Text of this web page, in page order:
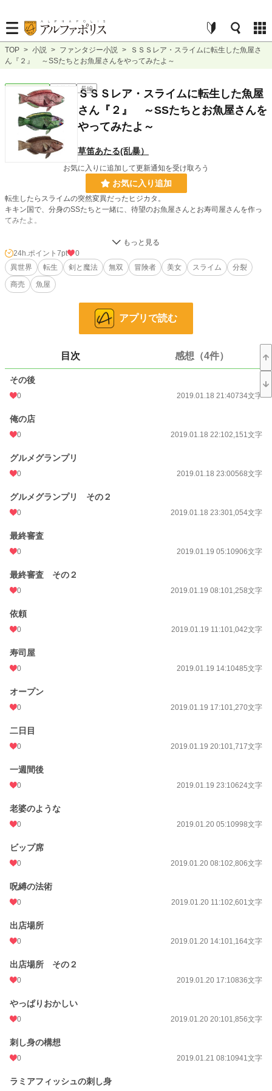
TOP > 小説 > ファンタジー小説 >
ＳＳＳレア・スライムに転生した魚屋さ
ん『２』 ～SSたちとお魚屋さんをやってみたよ～
ファンタジー 長編
ＳＳＳレア・スライムに転生した魚屋
さん『２』 ～SSたちとお魚屋さんを
やってみたよ～
草笛あたる(乱暴）
お気に入りに追加して更新通知を受け取ろう
お気に入り追加
転生したらスライムの突然変異だったヒジカタ。
キキン国で、分身のSSたちと一緒に、待望のお魚屋さんとお寿司屋さんを作っ
てみたよ。
38,814 位 / 228,935 件
ファンタジー 5,979 位 / 53,361 件
お気に入り 76
2019.01.23 22:22
初回公開日時
週間ポイント
月間ポイント
年間ポイント
累計ポイント 25,826 pt (62,905 位)
24h.ポイント 7pt
0
異世界
転生 剣と魔法 無双 冒険者 美女 スライム
分裂
商売
魚屋
アプリで読む
目次 感想（4件）
その後
0 2019.01.18 21:40734文字
俺の店
0 2019.01.18 22:102,151文字
グルメグランプリ
0 2019.01.18 23:00568文字
グルメグランプリ その２
0 2019.01.18 23:301,054文字
最終審査
0 2019.01.19 05:10906文字
最終審査 その２
0 2019.01.19 08:101,258文字
依頼
0 2019.01.19 11:101,042文字
寿司屋
0 2019.01.19 14:10485文字
オープン
0 2019.01.19 17:101,270文字
二日目
0 2019.01.19 20:101,717文字
一週間後
0 2019.01.19 23:10624文字
老婆のような
0 2019.01.20 05:10998文字
ビップ席
0 2019.01.20 08:102,806文字
呪縛の法術
0 2019.01.20 11:102,601文字
出店場所
0 2019.01.20 14:101,164文字
出店場所 その２
0 2019.01.20 17:10836文字
やっぱりおかしい
0 2019.01.20 20:101,856文字
刺し身の構想
0 2019.01.21 08:10941文字
ラミアフィッシュの刺し身